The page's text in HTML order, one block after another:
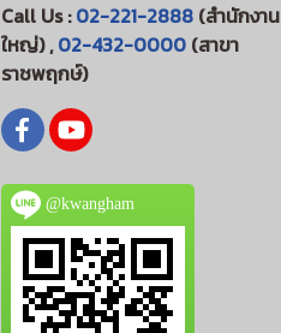
Call Us :02-221-2888(สำนักงาน
ใหญ่) ,02-432-0000(สาขา
ราชพฤกษ์)
@kwangham